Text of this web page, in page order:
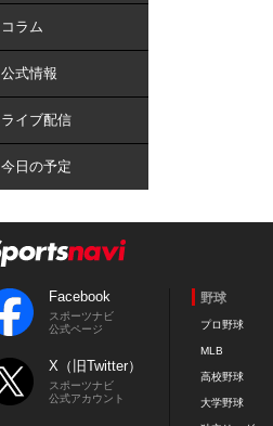
コラム
公式情報
ライブ配信
今日の予定
Facebook
スポーツナビ
公式ページ
X（旧Twitter）
スポーツナビ
公式アカウント
野球
プロ野球
MLB
高校野球
大学野球